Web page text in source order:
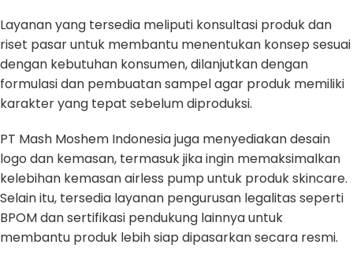
Layanan yang tersedia meliputi konsultasi produk dan
riset pasar untuk membantu menentukan konsep sesuai
dengan kebutuhan konsumen, dilanjutkan dengan
formulasi dan pembuatan sampel agar produk memiliki
karakter yang tepat sebelum diproduksi.
PT Mash Moshem Indonesia juga menyediakan desain
logo dan kemasan, termasuk jika ingin memaksimalkan
kelebihan kemasan airless pump untuk produk skincare.
Selain itu, tersedia layanan pengurusan legalitas seperti
BPOM dan sertifikasi pendukung lainnya untuk
membantu produk lebih siap dipasarkan secara resmi.